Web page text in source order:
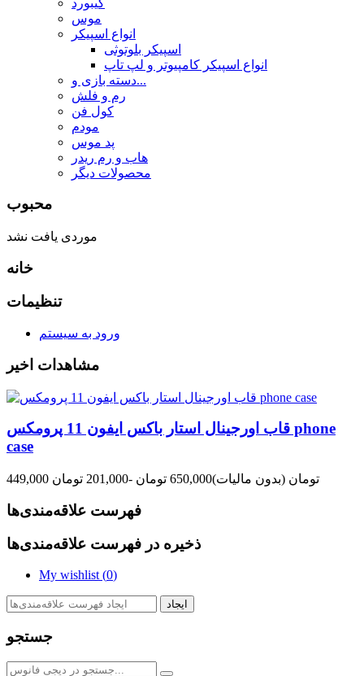
موس
انواع اسپیکر
اسپیکر بلوتوثی
انواع اسپیکر کامپیوتر و لپ تاپ
دسته بازی و...
رم و فلش
کول فن
مودم
پد موس
هاب و رم ریدر
محصولات دیگر
محبوب
موردی یافت نشد
خانه
تنظیمات
ورود به سیستم
مشاهدات اخیر
قاب اورجینال استار باکس ایفون 11 پرومکس phone
case
449,000 تومان (بدون مالیات)650,000 تومان -201,000 تومان
فهرست علاقه‌مندی‌ها
ذخیره در فهرست علاقه‌مندی‌ها
My wishlist (0)
ایجاد
جستجو